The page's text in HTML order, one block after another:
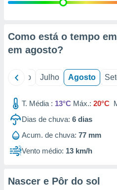
estudos
1199
Como está o tempo
em agosto?
Junho Julho Agosto
T. Média : 13°C Máx.: 20°C
Dias de chuva: 6 dias
Acum. de chuva: 77 mm
Vento médio: 13 km/h
Nascer e Pôr do sol